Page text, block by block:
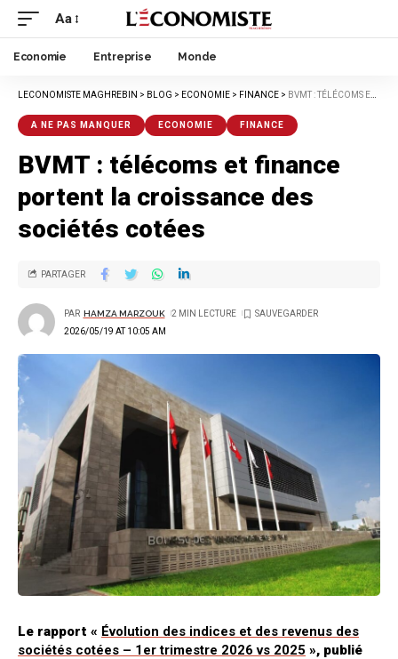
Aa
Economie Entreprise Monde
LECONOMISTE MAGHREBIN > BLOG > ECONOMIE > FINANCE > BVMT : TÉLÉCOMS ET FINANCE PORTENT LA CROISSANCE DES SOCIÉTÉS COTÉES
A NE PAS MANQUER ECONOMIE FINANCE
BVMT : télécoms et finance
portent la croissance des
sociétés cotées
2026/05/19 AT 10:05 AM
PAR HAMZA MARZOUK 2 MIN LECTURE
PARTAGER
Le rapport « Évolution des indices et des revenus des
sociétés cotées – 1er trimestre 2026 vs 2025 », publié